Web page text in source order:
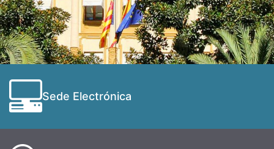
Sede Electrónica